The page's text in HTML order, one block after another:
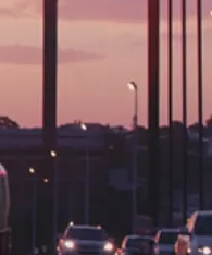
월
벌
트